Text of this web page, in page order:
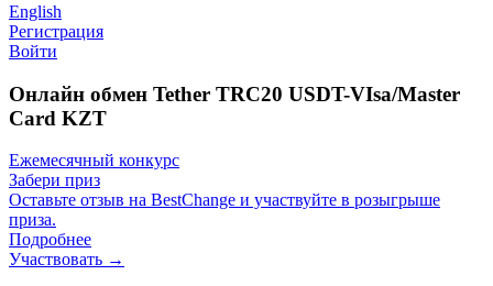
English
Регистрация
Войти
Онлайн обмен Tether TRC20 USDT-VIsa/Master
Card KZT
Ежемесячный конкурс
Забери приз
Оставьте отзыв на BestChange и участвуйте в розыгрыше
приза.
Подробнее
Участвовать →